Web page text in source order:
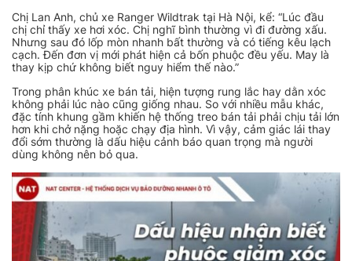
Chị Lan Anh, chủ xe Ranger Wildtrak tại Hà Nội, kể: “Lúc đầu
chị chỉ thấy xe hơi xóc. Chị nghĩ bình thường vì đi đường xấu.
Nhưng sau đó lốp mòn nhanh bất thường và có tiếng kêu lạch
cạch. Đến đơn vị mới phát hiện cả bốn phuộc đều yếu. May là
thay kịp chứ không biết nguy hiểm thế nào.”
Trong phân khúc xe bán tải, hiện tượng rung lắc hay dằn xóc
không phải lúc nào cũng giống nhau. So với nhiều mẫu khác,
đặc tính khung gầm khiến hệ thống treo bán tải phải chịu tải lớn
hơn khi chở nặng hoặc chạy địa hình. Vì vậy, cảm giác lái thay
đổi sớm thường là dấu hiệu cảnh báo quan trọng mà người
dùng không nên bỏ qua.